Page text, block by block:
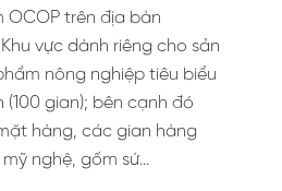
OCOP trên địa bàn
Khu vực dành riêng cho sản
nông nghiệp tiêu biểu
(100 gian); bên cạnh đó
hàng, các gian hàng
nghệ, gốm sứ…